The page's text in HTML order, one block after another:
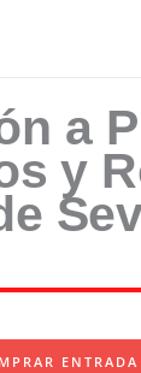
a
y
ENTRADA